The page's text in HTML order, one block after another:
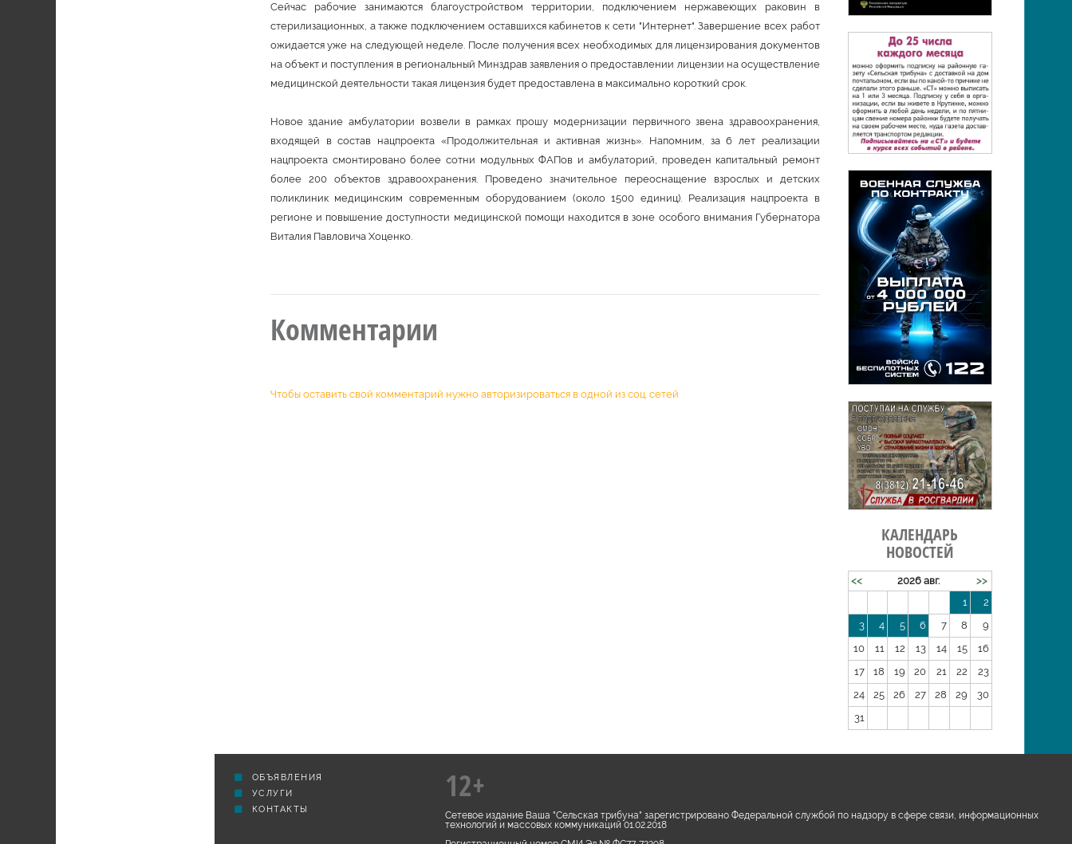
Сейчас рабочие занимаются благоустройством территории, подключением нержавеющих раковин в
стерилизационных, а также подключением оставшихся кабинетов к сети "Интернет". Завершение всех работ
ожидается уже на следующей неделе. После получения всех необходимых для лицензирования документов
на объект и поступления в региональный Минздрав заявления о предоставлении лицензии на осуществление
медицинской деятельности такая лицензия будет предоставлена в максимально короткий срок.
Новое здание амбулатории возвели в рамках прошу модернизации первичного звена здравоохранения,
входящей в состав нацпроекта «Продолжительная и активная жизнь». Напомним, за 6 лет реализации
нацпроекта смонтировано более сотни модульных ФАПов и амбулаторий, проведен капитальный ремонт
более 200 объектов здравоохранения. Проведено значительное переоснащение взрослых и детских
поликлиник медицинским современным оборудованием (около 1500 единиц). Реализация нацпроекта в
регионе и повышение доступности медицинской помощи находится в зоне особого внимания Губернатора
Виталия Павловича Хоценко.
Комментарии
Чтобы оставить свой комментарий нужно авторизироваться в одной из соц. сетей
КАЛЕНДАРЬ
НОВОСТЕЙ
<< 2026 авг.
>>
1
2
3
4 5 6 7 8
9
10
11 12 13 14 15
16
17
18 19 20 21 22
23
24
25 26 27 28 29
30
31
ОБЪЯВЛЕНИЯ
УСЛУГИ
КОНТАКТЫ
12+
Сетевое издание Ваша "Сельская трибуна" зарегистрировано Федеральной службой по надзору в сфере связи, информационных
технологий и массовых коммуникаций 01.02.2018